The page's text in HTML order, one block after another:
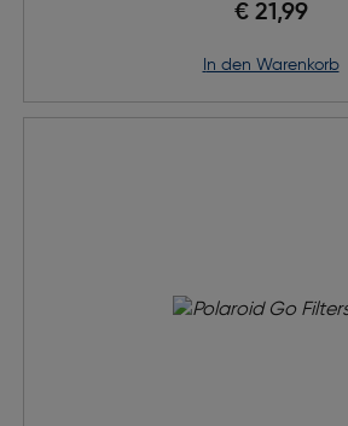
€ 21,99
in den Warenkorb